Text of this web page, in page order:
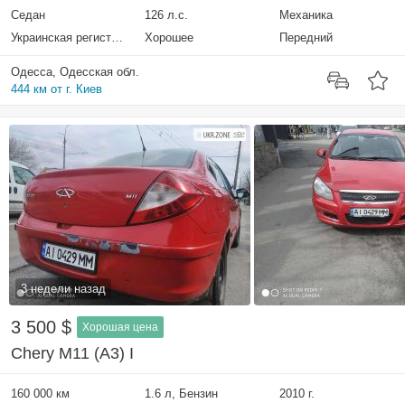
Седан
126 л.с.
Механика
Украинская регистрация
Хорошее Передний
Одесса, Одесская обл.
444 км от г. Киев
3 недели назад
3 500 $ Хорошая цена
Chery M11 (A3) I
160 000 км 1.6 л, Бензин
2010 г.